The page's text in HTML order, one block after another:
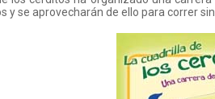
y se aprovecharán de ello para correr